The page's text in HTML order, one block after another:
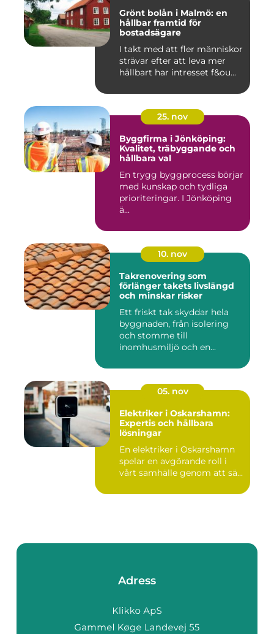
Grönt bolån i Malmö: en
hållbar framtid för
bostadsägare
I takt med att fler människor
strävar efter att leva mer
hållbart har intresset f&ou...
25. nov
Byggfirma i Jönköping:
Kvalitet, träbyggande och
hållbara val
En trygg byggprocess börjar
med kunskap och tydliga
prioriteringar. I Jönköping
ä...
10. nov
Takrenovering som
förlänger takets livslängd
och minskar risker
Ett friskt tak skyddar hela
byggnaden, från isolering
och stomme till
inomhusmiljö och en...
05. nov
Elektriker i Oskarshamn:
Expertis och hållbara
lösningar
En elektriker i Oskarshamn
spelar en avgörande roll i
vårt samhälle genom att sä...
Adress